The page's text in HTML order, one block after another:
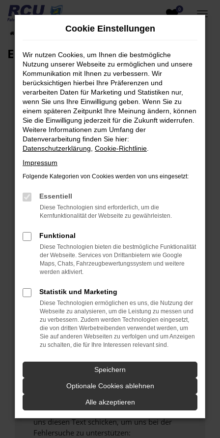
Zum
Hauptinhalt
springen
0
EU-Fahrzeuge am Lager Fahrzeugsuche
EU-Neuwagen für Händler
Fehler: Network Error
Beim Laden ist ein Fehler aufgetreten.
Hier sind ein paar Tipps, die dir helfen können:
Überprüfe deine Firewall und deine
Laden andere Webseiten, zum Beispiel deine
Suchmaschine?
Prüfe deine Browsererweiterungen.
Manche Erweiterungen, wie Werbeblocker,
können das Laden bestimmter Seiten
anderen Browser oder in einem privaten
Fenster?
Starte dein Gerät neu.
Das kann manchmal helfen, vorübergehende
Stelle sicher, dass dein Browser und dein
Betriebssystem auf dem neuesten Stand
sind.
Veraltete Software birgt nicht nur ein
Sicherheitsrisiko, sondern kann auch dazu
unterstützt werden.
Wenn du alle oben genannten Schritte versucht
hast, kontaktiere uns bitte. Wir werden
versuchen, das Problem zu beheben. Du kannst
uns diesen Text schicken, um uns bei der
Fehlersuche zu unterstützen:
Cookie Einstellungen
Wir nutzen Cookies, um Ihnen die bestmögliche
Nutzung unserer Webseite zu ermöglichen und unsere
Kommunikation mit Ihnen zu verbessern. Wir
berücksichtigen hierbei Ihre Präferenzen und
verarbeiten Daten für Marketing und Statistiken nur,
wenn Sie uns Ihre Einwilligung geben. Wenn Sie zu
einem späteren Zeitpunkt Ihre Meinung ändern, können
Sie die Einwilligung jederzeit für die Zukunft widerrufen.
Weitere Informationen zum Umfang der
Datenverarbeitung finden Sie hier:
Datenschutzerklärung Cookie-Richtlinie
Impressum
Folgende Kategorien von Cookies werden von uns eingesetzt:
Essentiell
Diese Technologien sind erforderlich, um die
Kernfunktionalität der Webseite zu gewährleisten.
Funktional
Diese Technologien bieten die bestmögliche Funktionalität
der Webseite. Services von Drittanbietern wie Google
Maps, Chats, Fahrzeugbewertungssystem und weitere
werden aktiviert.
Statistik und Marketing
Diese Technologien ermöglichen es uns, die Nutzung der
Webseite zu analysieren, um die Leistung zu messen und
zu verbessern. Zudem werden Technologien eingesetzt,
die von dritten Werbetreibenden verwendet werden, um
Sie auf anderen Webseiten zu verfolgen und um Anzeigen
zu schalten, die für Ihre Interessen relevant sind.
Speichern
Optionale Cookies ablehnen
Alle akzeptieren